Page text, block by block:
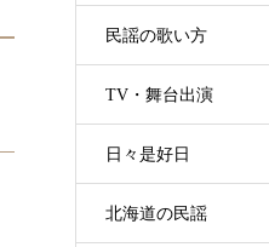
民謡の歌い方
TV・舞台出演
日々是好日
北海道の民謡